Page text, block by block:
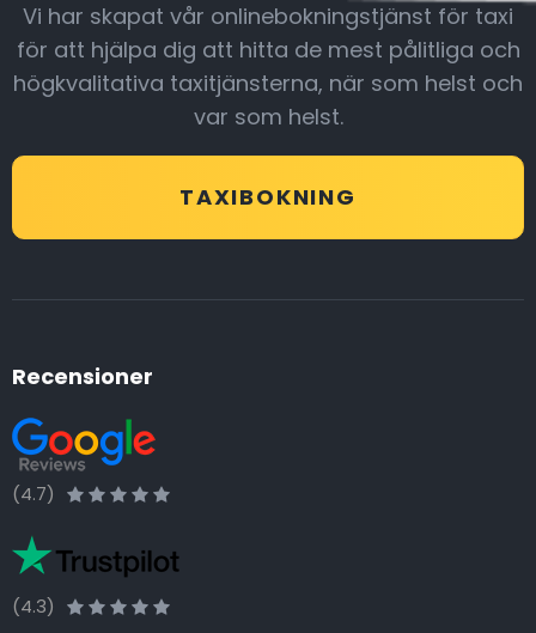
Vi har skapat vår onlinebokningstjänst för taxi
för att hjälpa dig att hitta de mest pålitliga och
högkvalitativa taxitjänsterna, när som helst och
var som helst.
TAXIBOKNING
Recensioner
(4.7)
(4.3)